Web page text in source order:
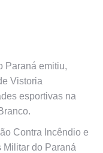
Paraná emitiu,
Vistoria
esportivas na
Contra Incêndio e
Militar do Paraná